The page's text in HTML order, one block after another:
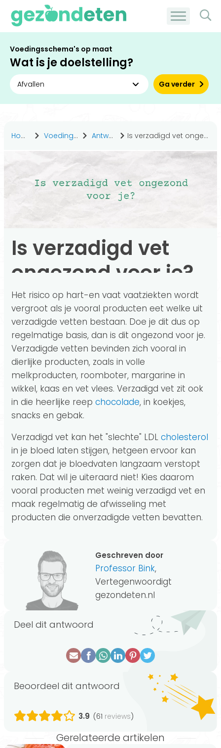
Voedingsschema's op maat
Wat is je doelstelling?
Ga verder
Home Voedingsstoffen Antwoorden Is verzadigd vet ongezond voor je?
Is verzadigd vet
ongezond voor je?
Het risico op hart-en vaat vaatziekten wordt
vergroot als je vooral producten eet welke uit
verzadigde vetten bestaan. Doe je dit dus op
regelmatige basis, dan is dit ongezond voor je.
Verzadigde vetten bevinden zich vooral in
dierlijke producten, zoals in volle
melkproducten, roomboter, margarine in
wikkel, kaas en vet vlees. Verzadigd vet zit ook
in die heerlijke reep chocolade, in koekjes,
snacks en gebak.
Verzadigd vet kan het "slechte" LDL cholesterol
in je bloed laten stijgen, hetgeen ervoor kan
zorgen dat je bloedvaten langzaam verstopt
raken. Dat wil je uiteraard niet! Kies daarom
vooral producten met weinig verzadigd vet en
maak regelmatig de afwisseling met
producten die onverzadigde vetten bevatten.
Geschreven door
Professor Bink,
Vertegenwoordigt
gezondeten.nl
Deel dit antwoord
Beoordeel dit antwoord
3.9 (61 reviews)
Gerelateerde artikelen